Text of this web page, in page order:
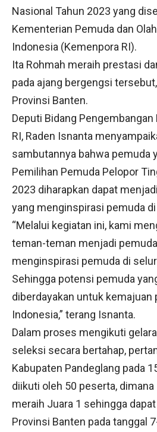
Nasional Tahun 2023 yang
Kementerian Pemuda dan
Indonesia (Kemenpora RI).
Ita Rohmah meraih prestasi
pada ajang bergengsi
Provinsi Banten.
Deputi Bidang
RI, Raden Isnanta
sambutannya bahwa pemuda
Pemilihan Pemuda Pelopor
2023 diharapkan dapat
yang menginspirasi pemuda
“Melalui kegiatan ini, kami
teman-teman menjadi
menginspirasi pemuda di
Sehingga potensi pemuda
diberdayakan untuk kemajuan
Indonesia,” terang Isnanta.
Dalam proses mengikuti
seleksi secara bertahap,
Kabupaten Pandeglang pada
diikuti oleh 50 peserta,
meraih Juara 1 sehingga
Provinsi Banten pada tanggal